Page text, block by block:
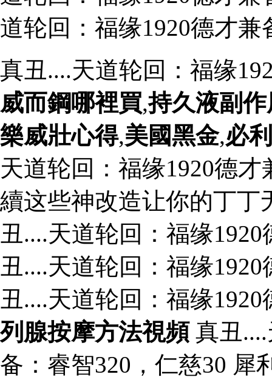
道轮回：福缘1920德才兼
真丑....天道轮回：福缘
威而鋼哪裡買,持久液副作
樂威壯心得,美國黑金,必
天道轮回：福缘1920德
續这些神改造让你的丁丁
丑....天道轮回：福缘
丑....天道轮回：福缘
丑....天道轮回：福缘
列腺按摩方法視頻真丑....
备：睿智320，仁慈30 犀